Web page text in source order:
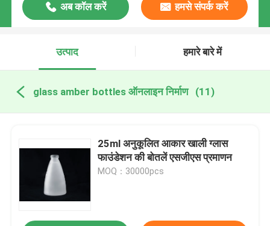
अब कॉल करें हमसे संपर्क करें
उत्पाद हमारे बारे में
glass amber bottles ऑनलाइन निर्माण (11)
25ml अनुकूलित आकार खाली ग्लास
फाउंडेशन की बोतलें एसजीएस प्रमाणन
MOQ：30000pcs